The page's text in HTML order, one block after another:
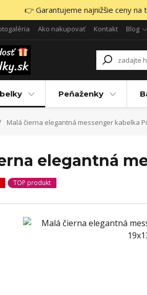
👉 Garantujeme najnižšie ceny na
Ako nakupovať Kontakt Blog
Peňaženky
Malá čierna elegantná messenger kabelka
elegantná
TOP produkt